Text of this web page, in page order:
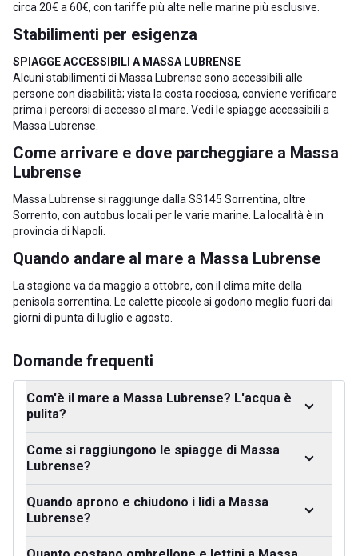
circa 20€ a 60€, con tariffe più alte nelle marine più esclusive.
Stabilimenti per esigenza
SPIAGGE ACCESSIBILI A MASSA LUBRENSE
Alcuni stabilimenti di Massa Lubrense sono accessibili alle
persone con disabilità; vista la costa rocciosa, conviene verificare
prima i percorsi di accesso al mare. Vedi le spiagge accessibili a
Massa Lubrense
Come arrivare e dove parcheggiare a Massa
Lubrense
Massa Lubrense si raggiunge dalla SS145 Sorrentina, oltre
Sorrento, con autobus locali per le varie marine. La località è in
provincia di Napoli
Quando andare al mare a Massa Lubrense
La stagione va da maggio a ottobre, con il clima mite della
penisola sorrentina. Le calette piccole si godono meglio fuori dai
giorni di punta di luglio e agosto.
Domande frequenti
Com'è il mare a Massa Lubrense? L'acqua è
pulita?
Come si raggiungono le spiagge di Massa
Lubrense?
Quando aprono e chiudono i lidi a Massa
Lubrense?